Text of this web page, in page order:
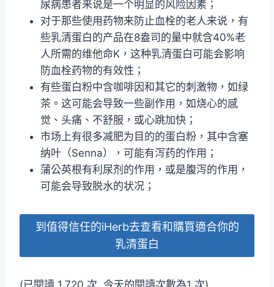
尿病患者来说是一个明显的风险因素；
对于那些使用药物来防止血栓的老人来说，有
些乳清蛋白的产品在8盎司的量中就含40%老
人所需的维他命K，这种乳清蛋白可能会影响
防血栓药物的有效性；
有些蛋白粉中含咖啡因和其它的刺激物，如绿
茶。这可能会导致一些副作用，如烧心的感
觉、头痛、不舒服，或心跳加快；
市场上有很多减肥为目的的蛋白粉，其中含塞
纳叶（Senna），可能有泻药的作用；
蒲公英根有利尿剂的作用，或是腹泻的作用，
可能会导致脱水的状况；
到值得信任的iHerb去查看和購買適合你的
乳清蛋白